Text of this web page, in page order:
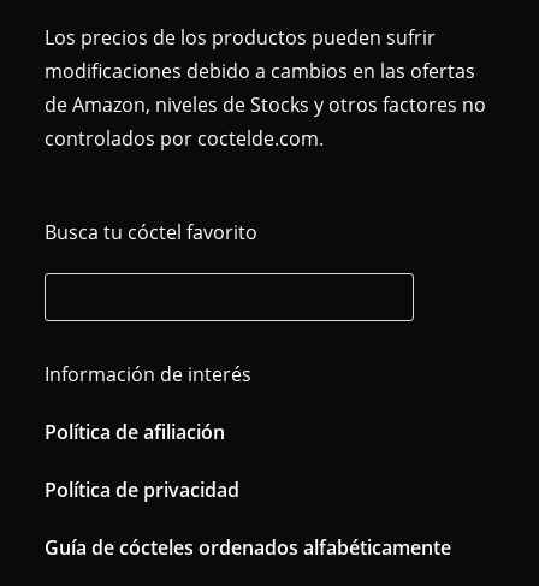
Los precios de los productos pueden sufrir
modificaciones debido a cambios en las ofertas
de Amazon, niveles de Stocks y otros factores no
controlados por coctelde.com.
Busca tu cóctel favorito
Información de interés
Política de afiliación
Política de privacidad
Guía de cócteles ordenados alfabéticamente